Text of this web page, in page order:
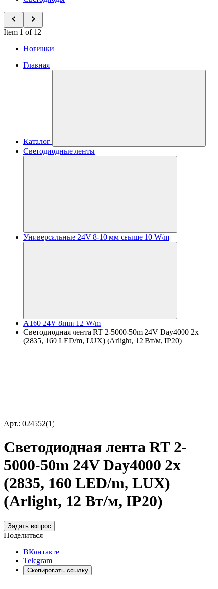
Item 1 of 12
Новинки
Главная
Каталог
Светодиодные ленты
Универсальные 24V 8-10 мм свыше 10 W/m
A160 24V 8mm 12 W/m
Светодиодная лента RT 2-5000-50m 24V Day4000 2x
(2835, 160 LED/m, LUX) (Arlight, 12 Вт/м, IP20)
Арт.: 024552(1)
Светодиодная лента RT 2-
5000-50m 24V Day4000 2x
(2835, 160 LED/m, LUX)
(Arlight, 12 Вт/м, IP20)
Задать вопрос
Поделиться
ВКонтакте
Telegram
Скопировать ссылку